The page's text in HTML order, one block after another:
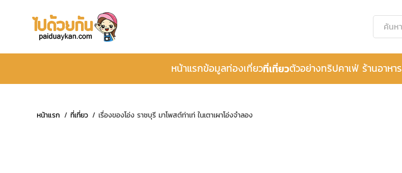
หน้าแรกข้อมูลท่องเที่ยวที่เที่ยวตัวอย่างทริปคาเฟ่ ร้านอาหาร
หน้าแรก ที่เที่ยว เรื่องของโอ่ง ราชบุรี มาโพสต์ท่าเท่ ในเตาเผาโอ่งจำลอง